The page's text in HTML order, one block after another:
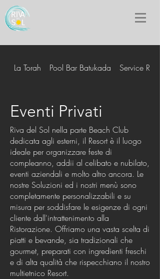
La Torah Pool Bar Batukada Service Room
Eventi Privati
Riva del Sol nella parte Beach Club
dedicata agli esterni, il Resort è il luogo
ideale per organizzare feste di
compleanno, addii al celibato e nubilato,
eventi aziendali e molto altro ancora. Le
nostre Soluzioni ed i nostri menù sono
completamente personalizzabili e su
misura per soddisfare le esigenze di ogni
cliente dall'intrattenimento alla
Ristorazione. Offriamo una vasta scelta di
piatti e bevande, sia tradizionali che
gourmet, preparati con ingredienti freschi
e di alta qualità che rispecchiano il nostro
multietnico Resort.